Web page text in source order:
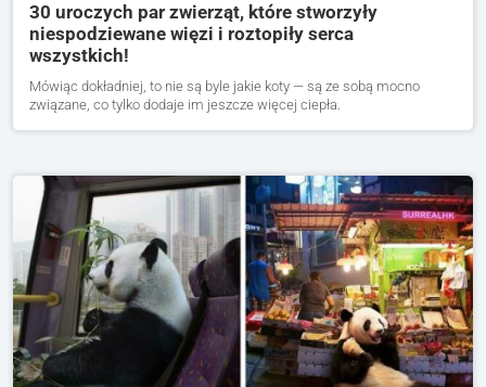
30 uroczych par zwierząt, które stworzyły
niespodziewane więzi i roztopiły serca
wszystkich!
Mówiąc dokładniej, to nie są byle jakie koty — są ze sobą mocno
związane, co tylko dodaje im jeszcze więcej ciepła.